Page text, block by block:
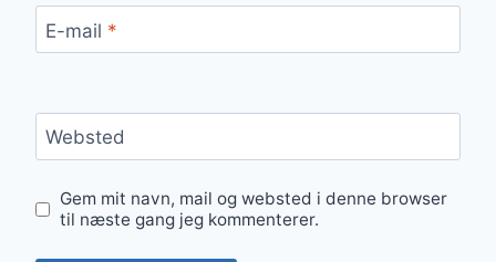
E-mail *
Websted
Gem mit navn, mail og websted i denne browser
til næste gang jeg kommenterer.